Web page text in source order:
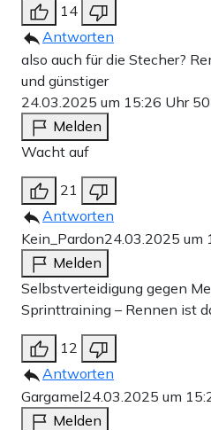
14
Antworten
also auch für die Stecher?
und günstiger
24.03.2025 um 15:26 Uhr
Melden
Wacht auf
21
Antworten
Kein_Pardon24.03.2025 um
Melden
Selbstverteidigung gegen
Sprinttraining – Rennen ist
12
Antworten
Gargamel24.03.2025 um
Melden